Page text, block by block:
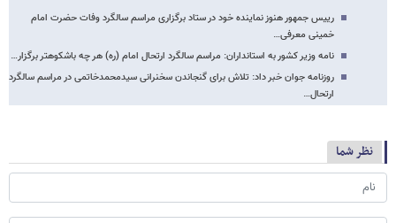
رییس جمهور هنوز نماینده خود در ستاد برگزاری مراسم سالگرد وفات حضرت امام
خمینی معرفی…
نامه وزیر کشور به استانداران: مراسم سالگرد ارتحال امام (ره) هر چه باشکوهتر برگزار…
روزنامه جوان خبر داد: تلاش برای گنجاندن سخنرانی سیدمحمدخاتمی در مراسم سالگرد
ارتحال…
نظر شما